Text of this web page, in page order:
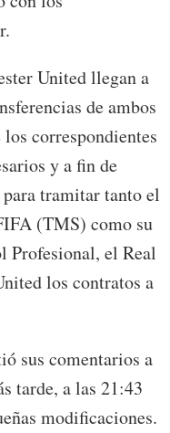
United llegan a
de ambos
correspondientes
y a fin de
tramitar tanto el
(TMS) como su
Profesional, el Real
los contratos a
sus comentarios a
tarde, a las 21:43
modificaciones.